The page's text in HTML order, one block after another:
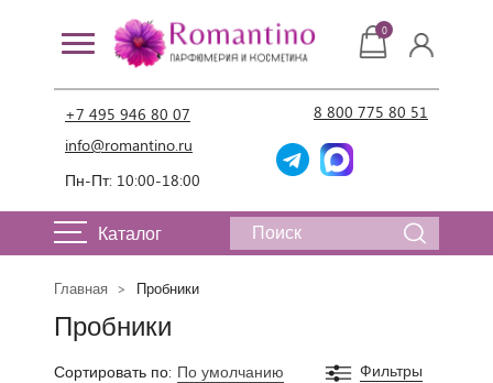
+7 495 946 80 07
info@romantino.ru
Пн-Пт: 10:00-18:00
8 800 775 80 51
0
Каталог
Главная Пробники
Пробники
Сортировать по: По умолчанию Фильтры